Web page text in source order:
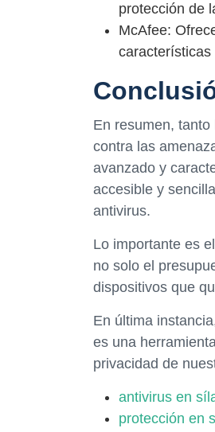
protección de
McAfee:
características
En resumen,
contra las
avanzado y
accesible y
antivirus.
Lo importante es
no solo el
dispositivos que
En última
es una
privacidad de
antivirus en
protección en